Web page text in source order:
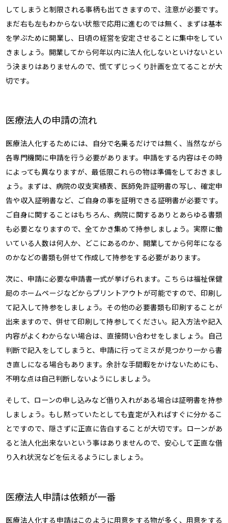
してしまうと制限される事柄も出てきますので、注意が必要です。
まだ右も左もわからない状態で応用に進むのでは無く、まずは基本
を学ぶために開業し、日頃の経営を安定させることに集中をしてい
きましょう。開業してから何年以内に法人化しないといけないとい
う決まりはありませんので、慌てずじっくり計画を立てることが大
切です。
医療法人の申請の流れ
医療法人化するためには、自分で名乗るだけでは無く、当然ながら
各専門機関に申請を行う必要があります。申請をする内容はその時
によっても異なりますが、最低限これらの物は準備をしておきまし
ょう。まずは、病院の収支実績表、医師免許証明書の写し、確定申
告や収入証明書など、ご自身の事を証明できる証明書が必要です。
ご自身に関することはもちろん、病院に関するありとあらゆる書類
も必要となりますので、全てかき集めて持参しましょう。実際に働
いている人数は何人か、どこにあるのか、開業してから何年になる
のかなどの書類も併せて作成して持参をする必要があります。
次に、申請に必要な申請書一式が挙げられます。こちらは福祉保健
局のホームページなどからプリントアウトが可能ですので、印刷し
て記入して持参をしましょう。その他の必要書類も印刷することが
出来ますので、併せて印刷して持参してください。記入方法や記入
内容がよくわからない場合は、直接問い合わせをしましょう。自己
判断で記入をしてしまうと、申請に行ってミスが見つかり一から書
き直しになる場合もあります。余計な手間暇をかけないためにも、
不明な点は自己判断しないようにしましょう。
そして、ローンの申し込みなど借り入れがある場合は証明書を持参
しましょう。もし黙っていたとしても査定が入ればすぐに分かるこ
とですので、隠さずに正直に告白することが大切です。ローンがあ
ると法人化出来ないという事はありませんので、安心して正直な借
り入れ状況などを伝えるようにしましょう。
医療法人申請は依頼が一番
医療法人化する申請はこのように用意をする物が多く、用意をする